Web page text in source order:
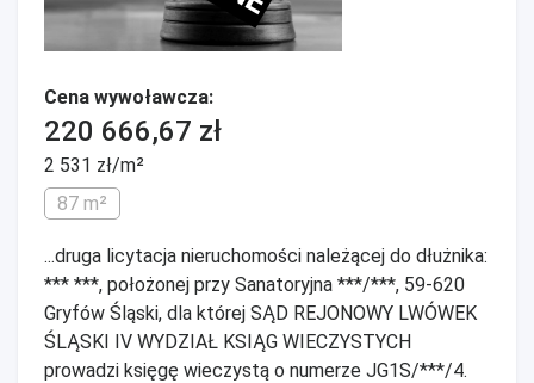
Cena wywoławcza:
220 666,67 zł
2 531 zł/m²
87 m²
...druga licytacja nieruchomości należącej do dłużnika:
*** ***, położonej przy Sanatoryjna ***/***, 59-620
Gryfów Śląski, dla której SĄD REJONOWY LWÓWEK
ŚLĄSKI IV WYDZIAŁ KSIĄG WIECZYSTYCH
prowadzi księgę wieczystą o numerze JG1S/***/4.